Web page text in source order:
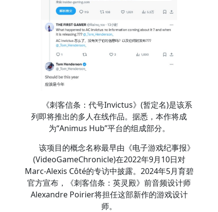
《刺客信条：代号Invictus》(暂定名)是该系
列即将推出的多人在线作品。据悉，本作将成
为“Animus Hub”平台的组成部分。
该项目的概念名称最早由《电子游戏纪事报》
(VideoGameChronicle)在2022年9月10日对
Marc-Alexis Côté的专访中披露。2024年5月育碧
官方宣布，《刺客信条：英灵殿》前音频设计师
Alexandre Poirier将担任这部新作的游戏设计
师。